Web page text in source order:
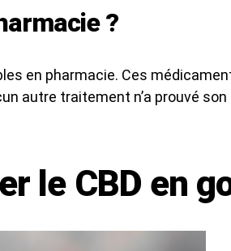
?
en pharmacie. Ces
autre traitement n’a prouvé
le CBD en